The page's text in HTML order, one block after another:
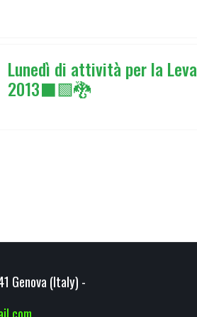
Lunedì di attività per la Leva
2013⬛🟩🐉
Genova (Italy) -